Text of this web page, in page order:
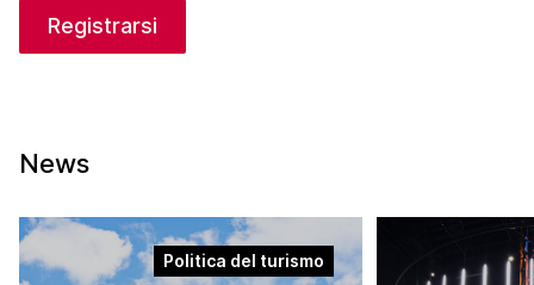
Registrarsi
News
Politica del turismo